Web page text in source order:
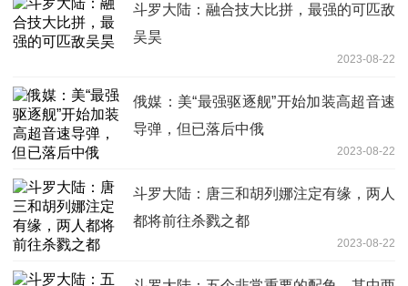
斗罗大陆：融合技大比拼，最强的可匹敌
吴昊
2023-08-22
俄媒：美“最强驱逐舰”开始加装高超音速
导弹，但已落后中俄
2023-08-22
斗罗大陆：唐三和胡列娜注定有缘，两人
都将前往杀戮之都
2023-08-22